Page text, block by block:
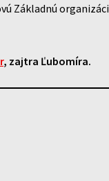
Základnú
, zajtra Ľubomíra.